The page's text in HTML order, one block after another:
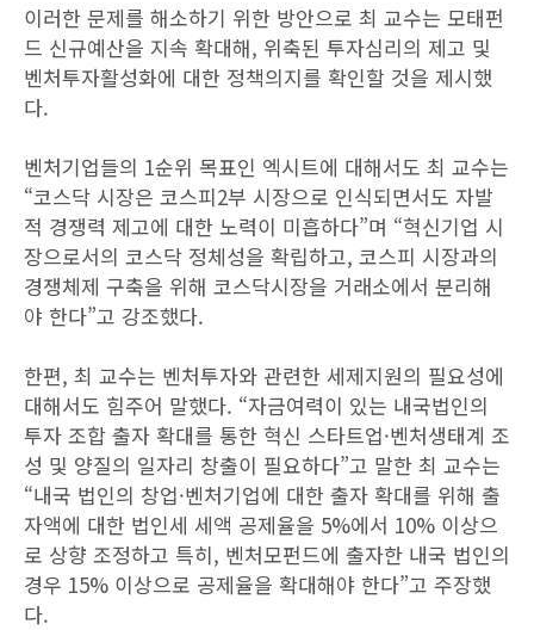
이러한 문제를 해소하기 위한 방안으로 최 교수는 모태펀
드 신규예산을 지속 확대해, 위축된 투자심리의 제고 및
벤처투자활성화에 대한 정책의지를 확인할 것을 제시했
다.
벤처기업들의 1순위 목표인 엑시트에 대해서도 최 교수는
“코스닥 시장은 코스피2부 시장으로 인식되면서도 자발
적 경쟁력 제고에 대한 노력이 미흡하다”며 “혁신기업 시
장으로서의 코스닥 정체성을 확립하고, 코스피 시장과의
경쟁체제 구축을 위해 코스닥시장을 거래소에서 분리해
야 한다”고 강조했다.
한편, 최 교수는 벤처투자와 관련한 세제지원의 필요성에
대해서도 힘주어 말했다. “자금여력이 있는 내국법인의
투자 조합 출자 확대를 통한 혁신 스타트업·벤처생태계 조
성 및 양질의 일자리 창출이 필요하다”고 말한 최 교수는
“내국 법인의 창업·벤처기업에 대한 출자 확대를 위해 출
자액에 대한 법인세 세액 공제율을 5%에서 10% 이상으
로 상향 조정하고 특히, 벤처모펀드에 출자한 내국 법인의
경우 15% 이상으로 공제율을 확대해야 한다”고 주장했
다.